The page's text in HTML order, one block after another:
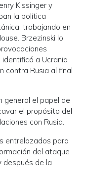
Kissinger y
la política
trabajando en
Brzezinski lo
a Ucrania
contra Rusia al final
general el papel de
el propósito del
con Rusia.
entrelazados para
del ataque
después de la